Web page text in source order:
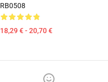
RB0508
18,29 € - 20,70 €